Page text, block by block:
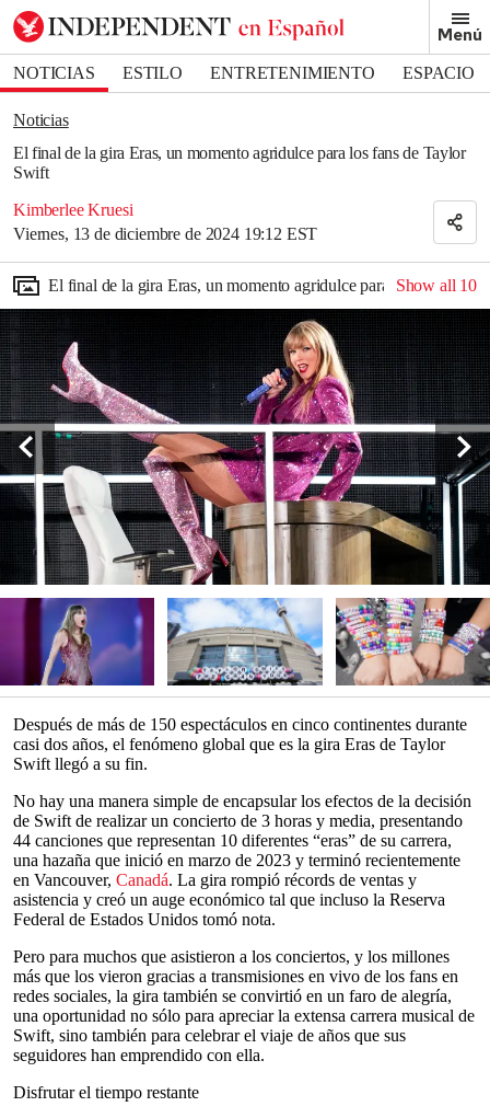
Menú
NOTICIAS ESTILO ENTRETENIMIENTO
ESPACIO
DEPORTES
Noticias
El final de la gira Eras, un momento agridulce para los fans de Taylor
Swift
Kimberlee Kruesi
Viernes, 13 de diciembre de 2024 19:12 EST
Bookmark popover
Removed from bookmarks
Close popover
El final de la gira Eras, un momento agridulce para los fans de
Show all 10
Después de más de 150 espectáculos en cinco continentes durante
casi dos años, el fenómeno global que es la gira Eras de Taylor
Swift llegó a su fin.
No hay una manera simple de encapsular los efectos de la decisión
de Swift de realizar un concierto de 3 horas y media, presentando
44 canciones que representan 10 diferentes “eras” de su carrera,
una hazaña que inició en marzo de 2023 y terminó recientemente
en Vancouver, Canadá. La gira rompió récords de ventas y
asistencia y creó un auge económico tal que incluso la Reserva
Federal de Estados Unidos tomó nota.
Pero para muchos que asistieron a los conciertos, y los millones
más que los vieron gracias a transmisiones en vivo de los fans en
redes sociales, la gira también se convirtió en un faro de alegría,
una oportunidad no sólo para apreciar la extensa carrera musical de
Swift, sino también para celebrar el viaje de años que sus
seguidores han emprendido con ella.
Disfrutar el tiempo restante